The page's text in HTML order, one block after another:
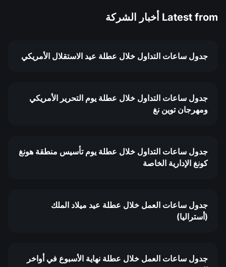
Latest from أخبار الشركة
جدول ساعات التداول خلال عطلة عيد الاستقلال الأمريكي
جدول ساعات التداول خلال عطلة يوم التحرير الأمريكي
ومهرجان توين نغ
جدول ساعات التداول خلال عطلة يوم تأسيس منطقة هونغ
كونغ الإدارية الخاصة
جدول ساعات العمل خلال عطلة عيد ميلاد الملك
(أستراليا)
جدول ساعات العمل خلال عطلة نهاية الأسبوع في أواخر